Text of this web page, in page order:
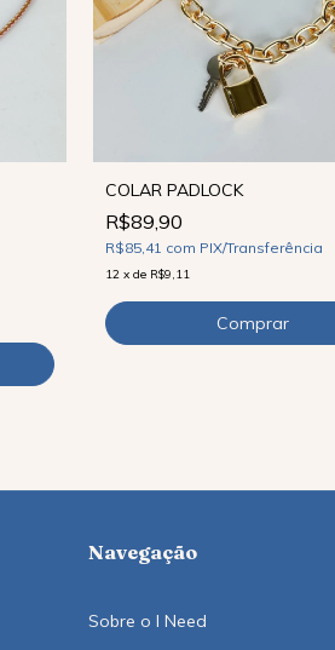
COLAR PADLOCK
R$89,90
R$85,41 com PIX/Transferência
12 x de R$9,11
Navegação
Sobre o I Need